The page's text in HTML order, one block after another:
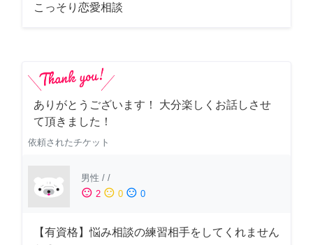
こっそり恋愛相談
ありがとうございます！ 大分楽しくお話しさせ
て頂きました！
依頼されたチケット
男性 / /
sentiment_satisfied 2 sentiment_neutral 0 sentiment_dissatisfied 0
【有資格】悩み相談の練習相手をしてくれません